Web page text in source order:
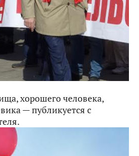
хорошего человека,
— публикуется с